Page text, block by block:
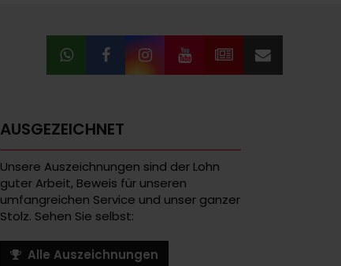
AUSGEZEICHNET
Unsere Auszeichnungen sind der Lohn
guter Arbeit, Beweis für unseren
umfangreichen Service und unser ganzer
Stolz. Sehen Sie selbst:
Alle Auszeichnungen